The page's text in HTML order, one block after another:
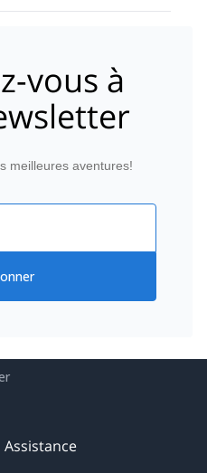
vous à
meilleures aventures!
Assistance